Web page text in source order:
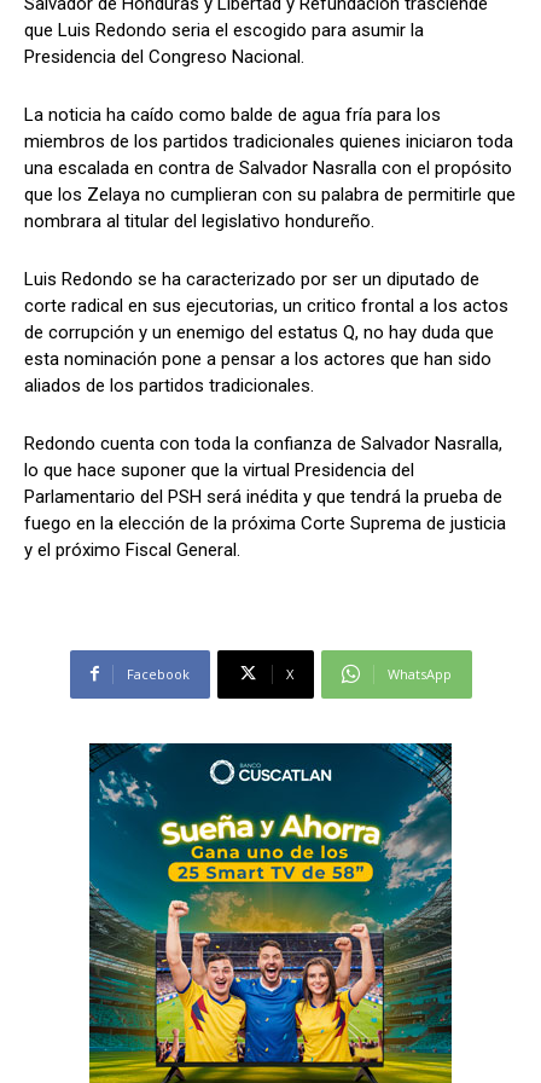
Comparta
Síganos
Comparta
Síganos
que Luis Redondo seria el escogido para asumir la
Presidencia del Congreso Nacional.
La noticia ha caído como balde de agua fría para los
miembros de los partidos tradicionales quienes iniciaron toda
una escalada en contra de Salvador Nasralla con el propósito
que los Zelaya no cumplieran con su palabra de permitirle que
nombrara al titular del legislativo hondureño.
Luis Redondo se ha caracterizado por ser un diputado de
corte radical en sus ejecutorias, un critico frontal a los actos
de corrupción y un enemigo del estatus Q, no hay duda que
esta nominación pone a pensar a los actores que han sido
aliados de los partidos tradicionales.
Redondo cuenta con toda la confianza de Salvador Nasralla,
lo que hace suponer que la virtual Presidencia del
Parlamentario del PSH será inédita y que tendrá la prueba de
fuego en la elección de la próxima Corte Suprema de justicia
y el próximo Fiscal General.
Facebook X WhatsApp